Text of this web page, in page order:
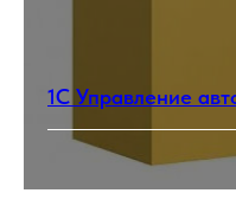
1С Управление